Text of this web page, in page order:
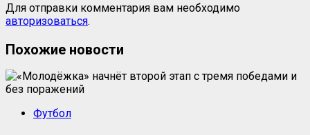
Для отправки комментария вам необходимо
авторизоваться.
Похожие новости
Футбол